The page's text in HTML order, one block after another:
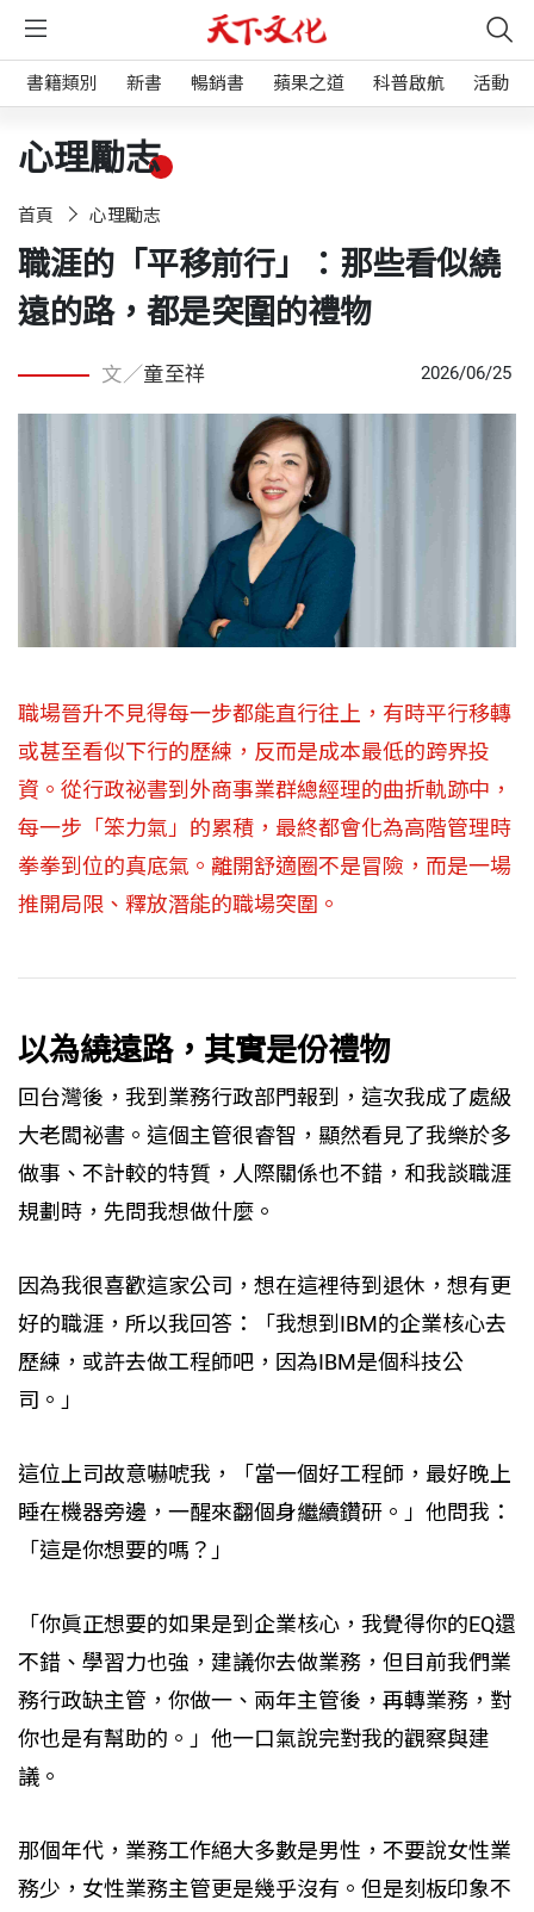
書籍類別 新書 暢銷書 蘋果之道 科普啟航 活動
心理勵志
首頁 心理勵志
職涯的「平移前行」：那些看似繞
遠的路，都是突圍的禮物
文／童至祥 2026/06/25
職場晉升不見得每一步都能直行往上，有時平行移轉
或甚至看似下行的歷練，反而是成本最低的跨界投
資。從行政祕書到外商事業群總經理的曲折軌跡中，
每一步「笨力氣」的累積，最終都會化為高階管理時
拳拳到位的真底氣。離開舒適圈不是冒險，而是一場
推開局限、釋放潛能的職場突圍。
以為繞遠路，其實是份禮物
回台灣後，我到業務行政部門報到，這次我成了處級
大老闆祕書。這個主管很睿智，顯然看見了我樂於多
做事、不計較的特質，人際關係也不錯，和我談職涯
規劃時，先問我想做什麼。
因為我很喜歡這家公司，想在這裡待到退休，想有更
好的職涯，所以我回答：「我想到IBM的企業核心去
歷練，或許去做工程師吧，因為IBM是個科技公
司。」
這位上司故意嚇唬我，「當一個好工程師，最好晚上
睡在機器旁邊，一醒來翻個身繼續鑽研。」他問我：
「這是你想要的嗎？」
「你眞正想要的如果是到企業核心，我覺得你的EQ還
不錯、學習力也強，建議你去做業務，但目前我們業
務行政缺主管，你做一、兩年主管後，再轉業務，對
你也是有幫助的。」他一口氣說完對我的觀察與建
議。
那個年代，業務工作絕大多數是男性，不要說女性業
務少，女性業務主管更是幾乎沒有。但是刻板印象不